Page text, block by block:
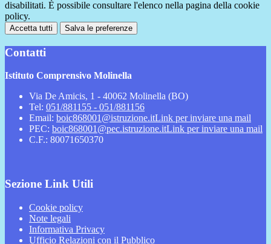
disabilitati. È possibile consultare l'elenco nella pagina della cookie
policy.
Accetta tutti Salva le preferenze
Contatti
Istituto Comprensivo Molinella
Via De Amicis, 1 - 40062 Molinella (BO)
Tel: 051/881155 - 051/881156
Email: boic868001@istruzione.itLink per inviare una mail
PEC: boic868001@pec.istruzione.itLink per inviare una mail
C.F.: 80071650370
Sezione Link Utili
Cookie policy
Note legali
Informativa Privacy
Ufficio Relazioni con il Pubblico